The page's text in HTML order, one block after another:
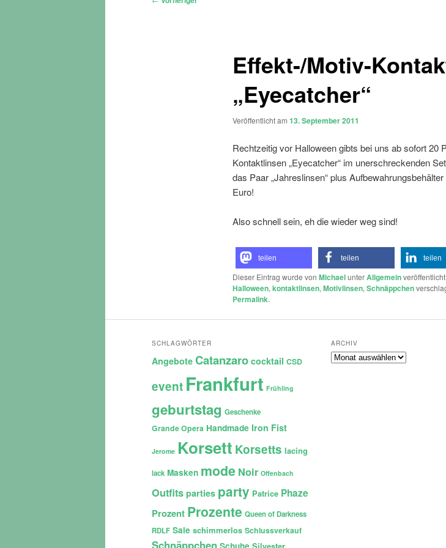
Effekt-/Motiv-
„Eyecatcher“
Veröffentlicht am 13. September 2011
Rechtzeitig vor Halloween gibts bei uns ab sofort 20
Kontaktlinsen „Eyecatcher“ im unerschreckenden
das Paar „Jahreslinsen“ plus
Euro!
Also schnell sein, eh die wieder weg sind!
teilen teilen teilen
Dieser Eintrag wurde von MichaelunterAllgemein
Halloween, kontaktlinsen, Motivlinsen, Schnäppchen
Permalink.
SCHLAGWÖRTER
Angebote Catanzaro cocktail CSD
event Frankfurt Frühling
geburtstag Geschenke
Grande Opera Handmade Iron Fist
Jerome Korsett Korsetts lacing
lack Masken mode Noir Offenbach
Outfits parties party Patrice Phaze
Prozent Prozente Queen of Darkness
RDLF Sale schimmerlos Schlussverkauf
Schnäppchen Schuhe Silvester
ARCHIV
Archiv